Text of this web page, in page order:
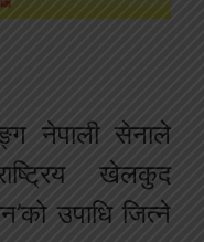
नेपाली सेनाले
खेलकुद
उपाधि जित्ने